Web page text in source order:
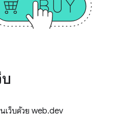
เว็บด้วย web.dev